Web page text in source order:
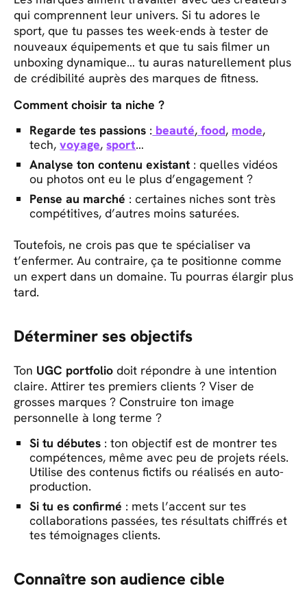
qui comprennent leur univers. Si tu adores le
sport, que tu passes tes week-ends à tester de
nouveaux équipements et que tu sais filmer un
unboxing dynamique… tu auras naturellement plus
de crédibilité auprès des marques de fitness.
Comment choisir ta niche ?
Regarde tes passions : beauté, food, mode,
tech,voyage,sport…
Analyse ton contenu existant : quelles vidéos
ou photos ont eu le plus d’engagement ?
Pense au marché : certaines niches sont très
compétitives, d’autres moins saturées.
Toutefois, ne crois pas que te spécialiser va
t’enfermer. Au contraire, ça te positionne comme
un expert dans un domaine. Tu pourras élargir plus
tard.
Déterminer ses objectifs
Ton UGC portfoliodoit répondre à une intention
claire. Attirer tes premiers clients ? Viser de
grosses marques ? Construire ton image
personnelle à long terme ?
Si tu débutes : ton objectif est de montrer tes
compétences, même avec peu de projets réels.
Utilise des contenus fictifs ou réalisés en auto-
production.
Si tu es confirmé : mets l’accent sur tes
collaborations passées, tes résultats chiffrés et
tes témoignages clients.
Connaître son audience cible